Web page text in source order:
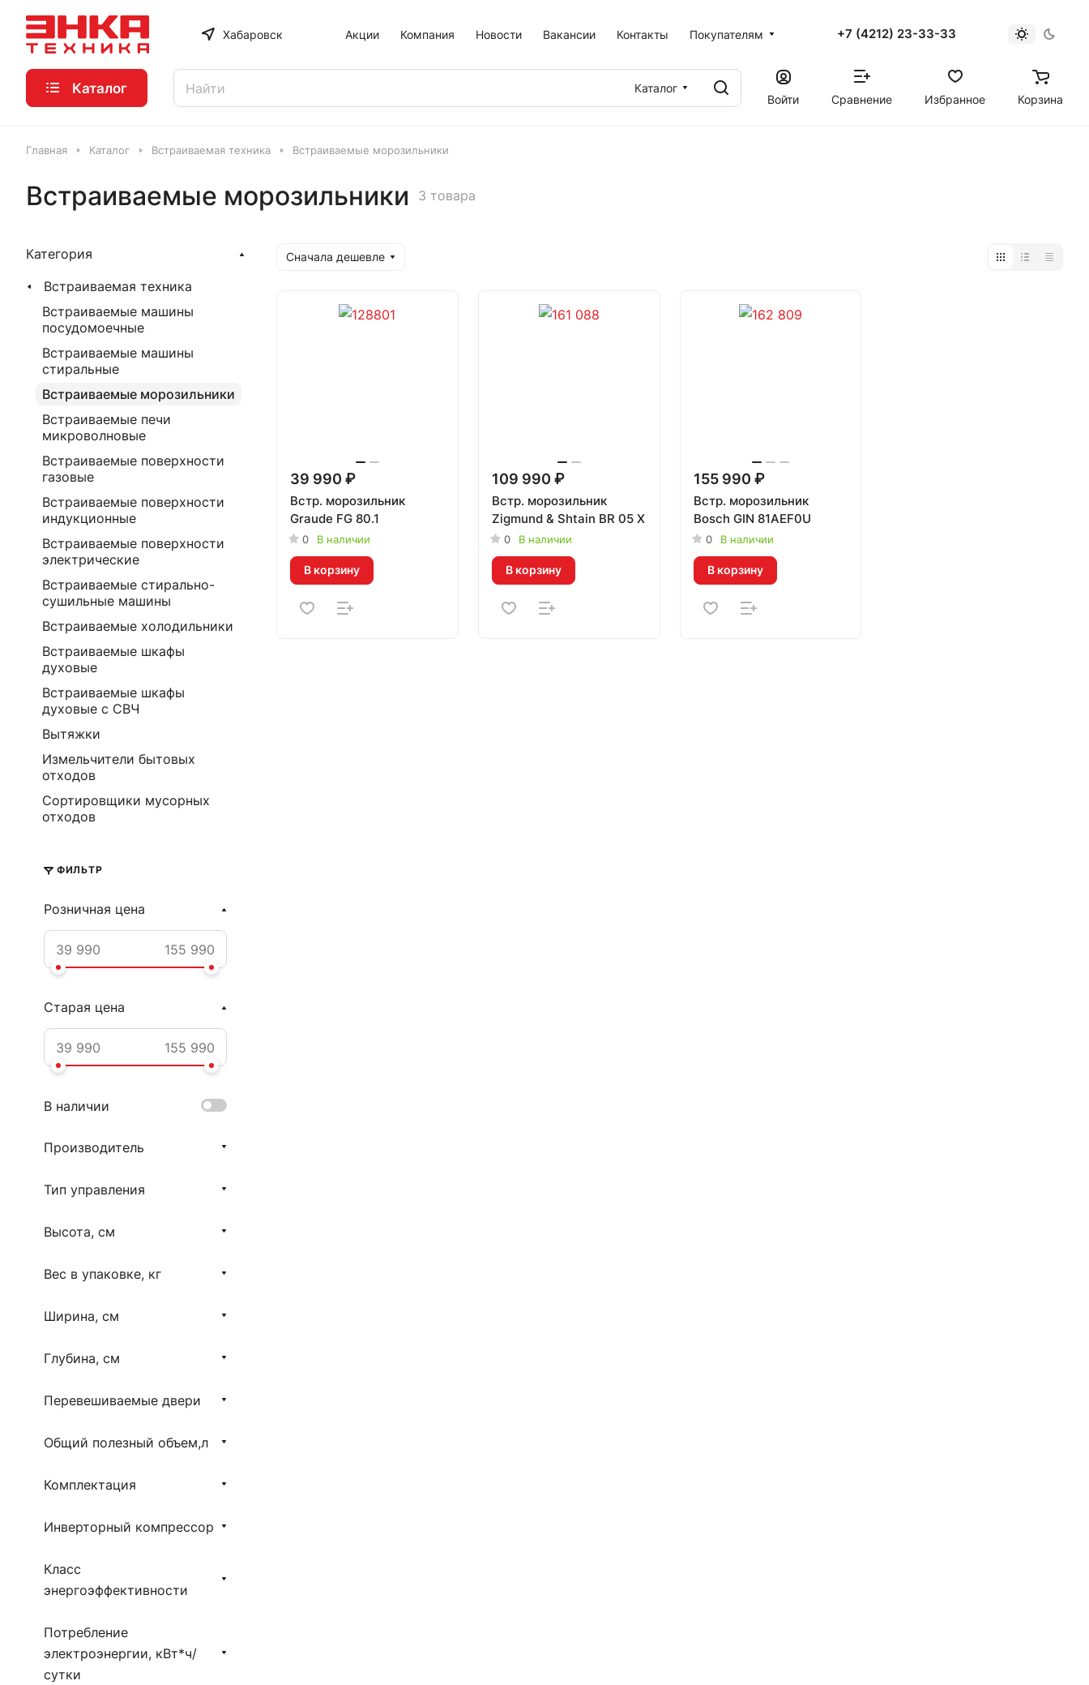
Хабаровск Акции Компания Новости Вакансии Контакты Покупателям +7 (4212) 23-33-33
Каталог
Каталог
Войти
Сравнение Избранное Корзина
Главная Каталог Встраиваемая техника Встраиваемые морозильники
Встраиваемые морозильники 3 товара
Сначала дешевле
39 990 ₽
Встр. морозильник
Graude FG 80.1
0 В наличии
В корзину
109 990 ₽
Встр. морозильник
Zigmund & Shtain BR 05 X
0 В наличии
В корзину
155 990 ₽
Встр. морозильник
Bosch GIN 81AEF0U
0 В наличии
В корзину
Категория
Встраиваемая техника
Встраиваемые машины
посудомоечные
Встраиваемые машины
стиральные
Встраиваемые морозильники
Встраиваемые печи
микроволновые
Встраиваемые поверхности
газовые
Встраиваемые поверхности
индукционные
Встраиваемые поверхности
электрические
Встраиваемые стирально-
сушильные машины
Встраиваемые холодильники
Встраиваемые шкафы
духовые
Встраиваемые шкафы
духовые с СВЧ
Вытяжки
Измельчители бытовых
отходов
Сортировщики мусорных
отходов
ФИЛЬТР
Розничная цена
Старая цена
В наличии
Производитель
Тип управления
Высота, см
Вес в упаковке, кг
Ширина, см
Глубина, см
Перевешиваемые двери
Общий полезный объем,л
Комплектация
Инверторный компрессор
Класс
энергоэффективности
Потребление
электроэнергии, кВт*ч/
сутки